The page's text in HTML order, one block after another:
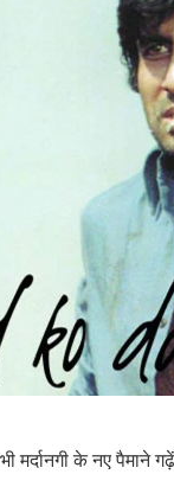
मर्दानगी के नए पैमाने